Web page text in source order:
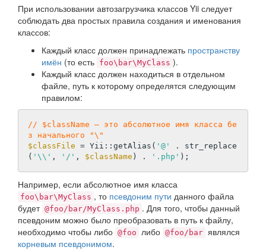
При использовании автозагрузчика классов Yii следует
соблюдать два простых правила создания и именования
классов:
Каждый класс должен принадлежать пространству
имён (то есть foo\bar\MyClass ).
Каждый класс должен находиться в отдельном
файле, путь к которому определятся следующим
правилом:
// $className — это абсолютное имя класса бе
з начального "\"
$classFile = Yii::getAlias( '@'
. str_replace
( '\\' , '/' , $className ) . '.php'
Например, если абсолютное имя класса
foo\bar\MyClass , то псевдоним пути данного файла
будет @foo/bar/MyClass.php . Для того, чтобы данный
псевдоним можно было преобразовать в путь к файлу,
необходимо чтобы либо @foo либо @foo/bar являлся
корневым псевдонимом.